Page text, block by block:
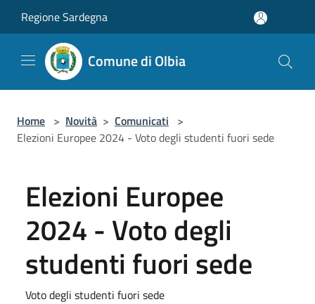
Regione Sardegna
Comune di Olbia
Home > Novità > Comunicati >
Elezioni Europee 2024 - Voto degli studenti fuori sede
Elezioni Europee
2024 - Voto degli
studenti fuori sede
Voto degli studenti fuori sede